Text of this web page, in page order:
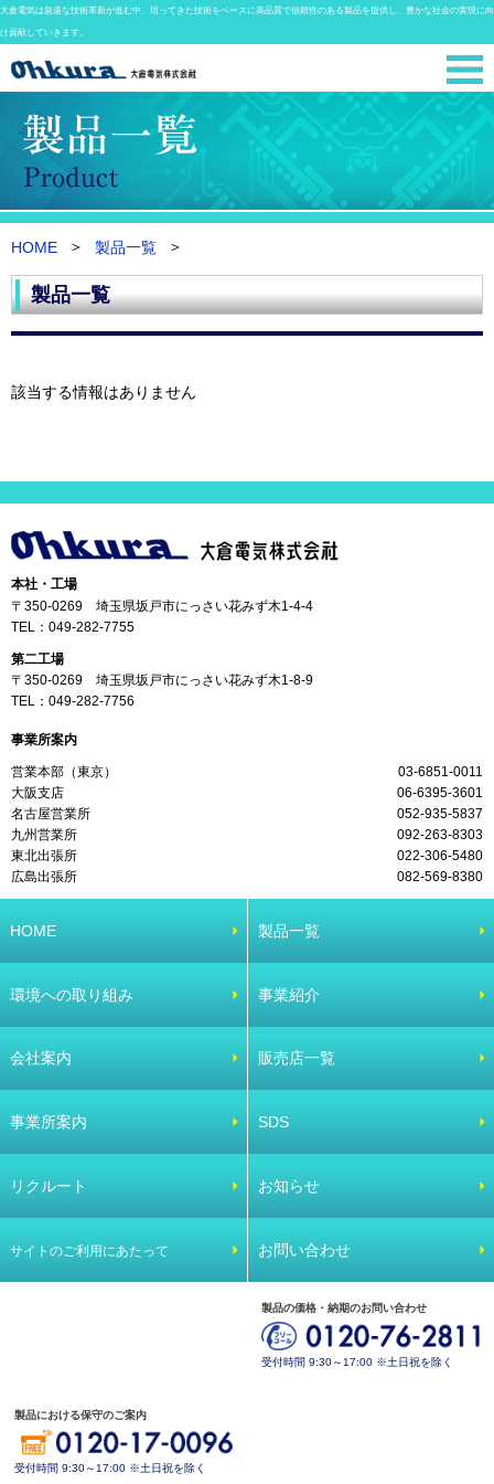
大倉電気は急速な技術革新が進む中、培ってきた技術をベースに高品質で信頼性のある製品を提供し、豊かな社会の実現に向
け貢献していきます。
HOME 製品一覧
製品一覧
該当する情報はありません
本社・工場
〒350-0269 埼玉県坂戸市にっさい花みず木1-4-4
TEL： 049-282-7755
第二工場
〒350-0269 埼玉県坂戸市にっさい花みず木1-8-9
TEL： 049-282-7756
事業所案内
営業本部（東京）
03-6851-0011
大阪支店
06-6395-3601
名古屋営業所
052-935-5837
九州営業所
092-263-8303
東北出張所
022-306-5480
広島出張所
082-569-8380
HOME 製品一覧
環境への取り組み 事業紹介
会社案内 販売店一覧
事業所案内 SDS
リクルート お知らせ
サイトのご利用にあたって お問い合わせ
製品の価格・納期のお問い合わせ
受付時間 9:30～17:00 ※土日祝を除く
製品における保守のご案内
受付時間 9:30～17:00 ※土日祝を除く